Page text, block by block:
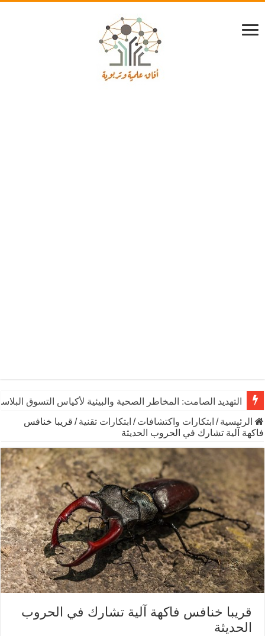
التهديد الصامت: المخاطر الصحية والبيئية لأكياس التسوق
الرئيسية / ابتكارات واكتشافات / ابتكارات تقنية / قريبا خنافس
فاكهة آلية تشارك في الحروب الحديثة
قريبا خنافس فاكهة آلية تشارك في الحروب
الحديثة